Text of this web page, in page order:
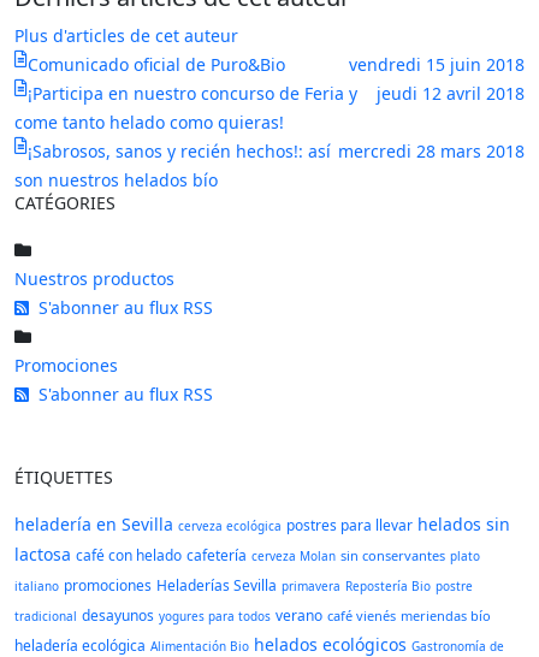
Marketing
Plus d'articles de cet auteur
vendredi 15 juin 2018
Comunicado oficial de Puro&Bio
jeudi 12 avril 2018
¡Participa en nuestro concurso de Feria y
come tanto helado como quieras!
mercredi 28 mars 2018
¡Sabrosos, sanos y recién hechos!: así
son nuestros helados bío
CATÉGORIES
Nuestros productos
S'abonner au flux RSS
Promociones
S'abonner au flux RSS
ÉTIQUETTES
heladería en Sevilla cerveza ecológica postres para llevar helados sin
lactosa café con helado cafetería cerveza Molan sin conservantes plato
italiano promociones Heladerías Sevilla primavera Repostería Bio postre
tradicional desayunos yogures para todos verano café vienés meriendas bío
heladería ecológica Alimentación Bio helados ecológicos Gastronomía de